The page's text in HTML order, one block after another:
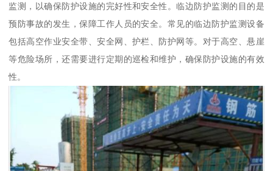
监测，以确保防护设施的完好性和安全性。临边防护监测的目的是
预防事故的发生，保障工作人员的安全。常见的临边防护监测设备
包括高空作业安全带、安全网、护栏、防护网等。对于高空、悬崖
等危险场所，还需要进行定期的巡检和维护，确保防护设施的有效
性。